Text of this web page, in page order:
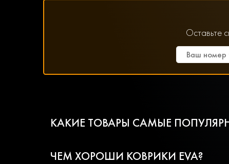
Оставьте
КАКИЕ ТОВАРЫ САМЫЕ
ЧЕМ ХОРОШИ КОВРИКИ EVA?